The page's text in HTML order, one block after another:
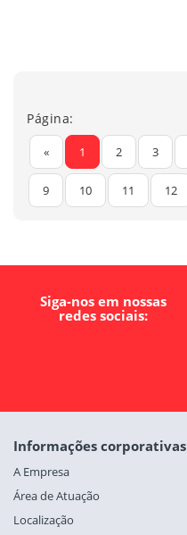
Página:
« 1 2 3
9 10 11 12
Siga-nos em nossas
redes sociais:
Informações corporativas
A Empresa
Área de Atuação
Localização